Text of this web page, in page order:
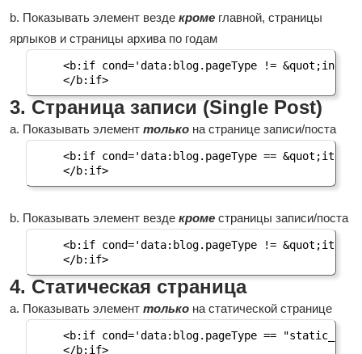
b. Показывать элемент везде кромеглавной, страницы
ярлыков и страницы архива по годам
<b:if cond='data:blog.pageType !=
</b:if>
3. Страница записи (Single Post)
a. Показывать элемент толькона странице записи/поста
<b:if cond='data:blog.pageType ==
</b:if>
b. Показывать элемент везде кроместраницы записи/поста
<b:if cond='data:blog.pageType !=
</b:if>
4. Статическая страница
a. Показывать элемент толькона статической странице
<b:if cond='data:blog.pageType ==
</b:if>